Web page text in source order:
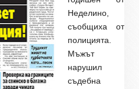
Неделино,
съобщиха от
полицията.
Мъжът
нарушил
съдебна